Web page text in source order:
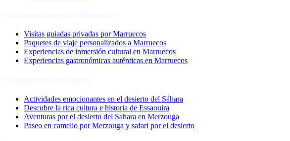
Visitas guiadas privadas por Marruecos
Paquetes de viaje personalizados a Marruecos
Experiencias de inmersión cultural en Marruecos
Experiencias gastronómicas auténticas en Marruecos
Actividades emocionantes en el desierto del Sáhara
Descubre la rica cultura e historia de Essaouira
Aventuras por el desierto del Sahara en Merzouga
Paseo en camello por Merzouga y safari por el desierto